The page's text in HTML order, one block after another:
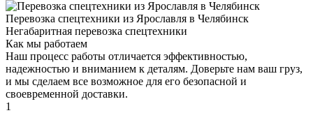
Перевозка спецтехники из Ярославля в Челябинск
Негабаритная перевозка спецтехники
Как мы работаем
Наш процесс работы отличается эффективностью,
надежностью и вниманием к деталям. Доверьте нам ваш груз,
и мы сделаем все возможное для его безопасной и
своевременной доставки.
1